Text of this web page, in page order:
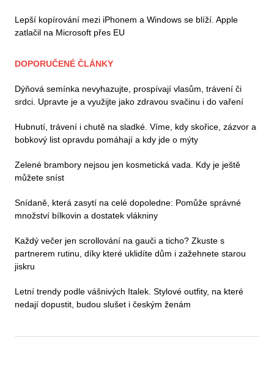
Lepší kopírování mezi iPhonem a Windows se blíží. Apple
zatlačil na Microsoft přes EU
DOPORUČENÉ ČLÁNKY
Dýňová semínka nevyhazujte, prospívají vlasům, trávení či
srdci. Upravte je a využijte jako zdravou svačinu i do vaření
Hubnutí, trávení i chutě na sladké. Víme, kdy skořice, zázvor a
bobkový list opravdu pomáhají a kdy jde o mýty
Zelené brambory nejsou jen kosmetická vada. Kdy je ještě
můžete sníst
Snídaně, která zasytí na celé dopoledne: Pomůže správné
množství bílkovin a dostatek vlákniny
Každý večer jen scrollování na gauči a ticho? Zkuste s
partnerem rutinu, díky které uklidíte dům i zažehnete starou
jiskru
Letní trendy podle vášnivých Italek. Stylové outfity, na které
nedají dopustit, budou slušet i českým ženám